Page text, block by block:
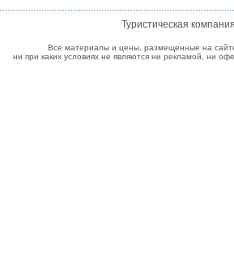
Туристическая
Все материалы и цены, размещенные на
ни при каких условиях не являются ни рекламой, ни